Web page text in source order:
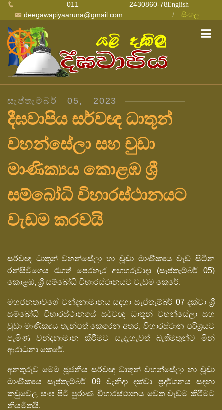
011 2430860-78
deegawapiyaaruna@gmail.com
English
සිංහල
සැප්තැම්බර් 05, 2023
දීඝවාපිය සර්වඥ ධාතූන්
වහන්සේලා සහ චුඩා
මාණික්‍යය කොළඹ ශ්‍රී
සම්බෝධි විහාරස්ථානයට
වැඩම කරවයි
සර්වඥ ධාතූන් වහන්සේලා හා චූඩා මාණික්‍යය වැඩ සිටින
රන්සිවිගෙය රැගත් පෙරහැර අඟහරුවාදා (සැප්තැම්බර් 05)
කොළඹ, ශ්‍රී සම්බෝධි විහාරස්ථානයට වැඩම කෙරේ.
මහජනතාවගේ වන්දනාමානය සඳහා සැප්තැම්බර් 07 දක්වා ශ්‍රී
සම්බෝධි විහාරස්ථානයේ සර්වඥ ධාතූන් වහන්සේලා සහ
චුඩා මාණික්‍යය තැන්පත් කෙරෙන අතර, විහාරස්ථාන පරිශ්‍රයට
පැමිණ වන්දනාමාන කිරීමට සැදැහැවත් බැතිමතුන්ට මින්
ආරාධනා කෙරේ.
අනතුරුව මෙම ජූජනීය සර්වඥ ධාතූන් වහන්සේලා හා චූඩා
මාණික්‍යය සැප්තැම්බර් 09 වැනිදා දක්වා ප්‍රදර්ශනය සඳහා
කඩුවෙල සංඝ පිටි පුරාණ විහාරස්ථානය වෙත වැඩම කිරීමට
නියමිතයි.